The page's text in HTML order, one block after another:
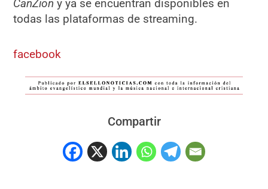
CanZiony ya se encuentran disponibles en
todas las plataformas de streaming.
facebook
Compartir